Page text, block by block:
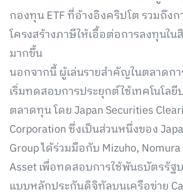
กองทุน ETF ที่อ้างอิงคริปโต รวมถึง
โครงสร้างภาษีให้เอื้อต่อการลงทุนใ
มากขึ้น
นอกจากนี้ ผู้เล่นรายสำคัญในตลาดก
เริ่มทดสอบการประยุกต์ใช้เทคโนโลยี
ตลาดทุน โดย Japan Securities
Corporation ซึ่งเป็นส่วนหนึ่งของ
Group ได้ร่วมมือกับ Mizuho,
Asset เพื่อทดสอบการใช้พันธบัตรรัฐ
แบบหลักประกันดิจิทัลบนเครือข่าย